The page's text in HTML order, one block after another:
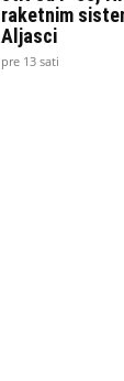
raketnim
Aljasci
pre 13 sati